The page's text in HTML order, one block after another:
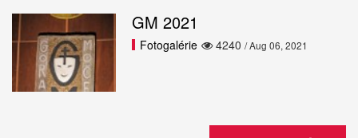
GM 2021
4240
Fotogalérie / Aug 06, 2021